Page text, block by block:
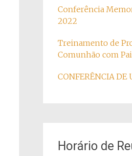
Conferência
2022
Treinamento de
Comunhão com
CONFERÊNCIA DE
Horário de